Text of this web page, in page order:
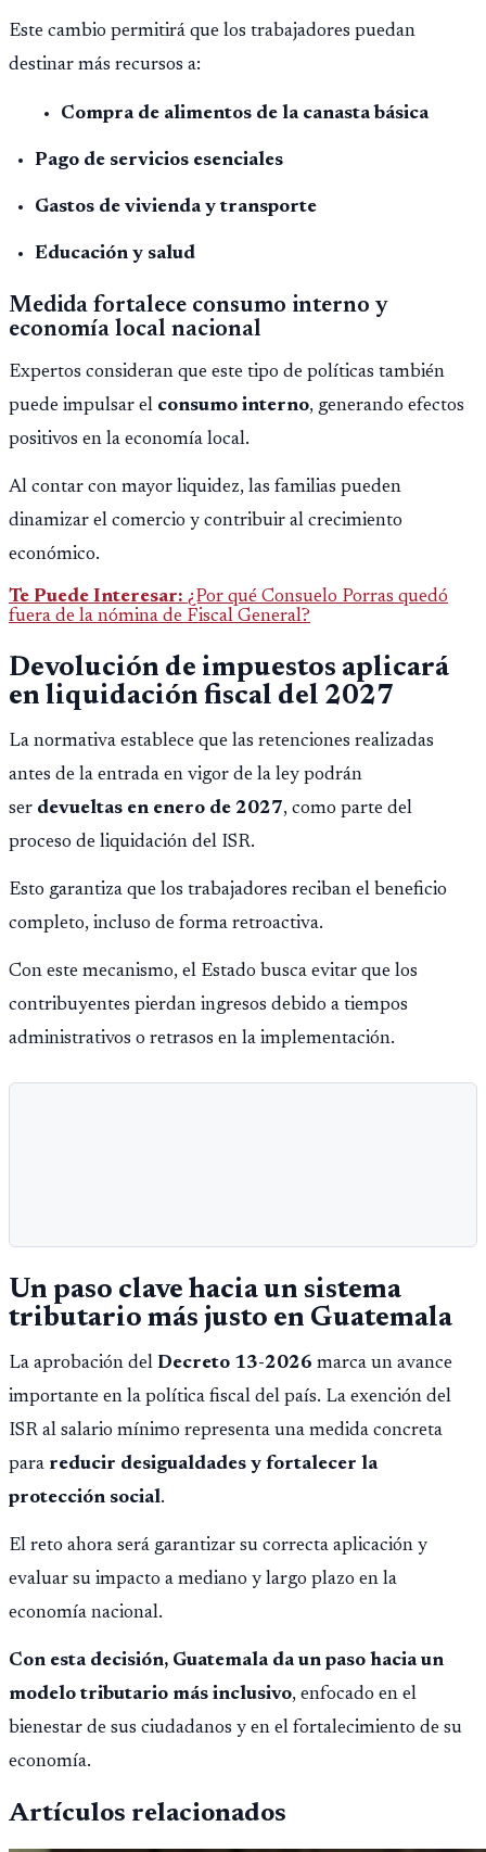
Este cambio permitirá que los trabajadores puedan
destinar más recursos a:
Compra de alimentos de la canasta básica
Pago de servicios esenciales
Gastos de vivienda y transporte
Educación y salud
Medida fortalece consumo interno y
economía local nacional
Expertos consideran que este tipo de políticas también
puede impulsar el consumo interno, generando efectos
positivos en la economía local.
Al contar con mayor liquidez, las familias pueden
dinamizar el comercio y contribuir al crecimiento
económico.
Te Puede Interesar: ¿Por qué Consuelo Porras quedó
fuera de la nómina de Fiscal General?
Devolución de impuestos aplicará
en liquidación fiscal del 2027
La normativa establece que las retenciones realizadas
antes de la entrada en vigor de la ley podrán
ser devueltas en enero de 2027, como parte del
proceso de liquidación del ISR.
Esto garantiza que los trabajadores reciban el beneficio
completo, incluso de forma retroactiva.
Con este mecanismo, el Estado busca evitar que los
contribuyentes pierdan ingresos debido a tiempos
administrativos o retrasos en la implementación.
Un paso clave hacia un sistema
tributario más justo en Guatemala
La aprobación del Decreto 13-2026 marca un avance
importante en la política fiscal del país. La exención del
ISR al salario mínimo representa una medida concreta
para reducir desigualdades y fortalecer la
protección social.
El reto ahora será garantizar su correcta aplicación y
evaluar su impacto a mediano y largo plazo en la
economía nacional.
Con esta decisión, Guatemala da un paso hacia un
modelo tributario más inclusivo, enfocado en el
bienestar de sus ciudadanos y en el fortalecimiento de su
economía.
Artículos relacionados